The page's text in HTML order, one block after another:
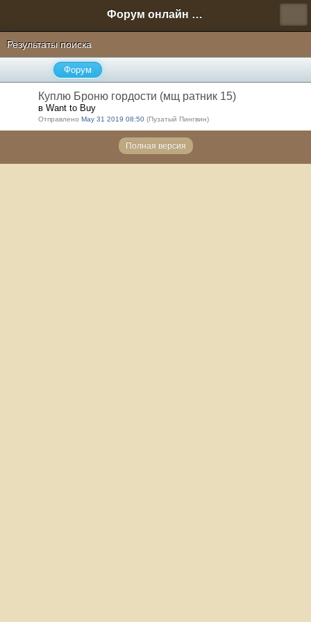
Форум онлайн игры "Новая Эра" (Нюра Биз)
Результаты поиска
Форум
Куплю Броню гордости (мщ ратник 15)
в Want to Buy
Отправлено May 31 2019 08:50 (Пузатый Пингвин)
Полная версия